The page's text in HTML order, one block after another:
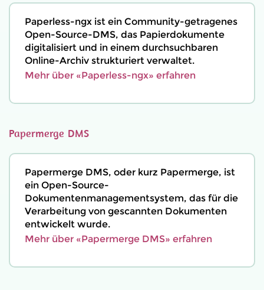
Paperless-ngx ist ein Community-getragenes
Open-Source-DMS, das Papierdokumente
digitalisiert und in einem durchsuchbaren
Online-Archiv strukturiert verwaltet.
Mehr über «Paperless-ngx» erfahren
Papermerge DMS
Papermerge DMS, oder kurz Papermerge, ist
ein Open-Source-
Dokumentenmanagementsystem, das für die
Verarbeitung von gescannten Dokumenten
entwickelt wurde.
Mehr über «Papermerge DMS» erfahren